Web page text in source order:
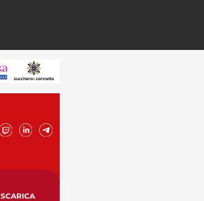
SCARICA